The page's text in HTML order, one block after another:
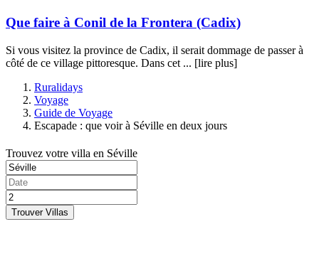
Que faire à Conil de la Frontera (Cadix)
Si vous visitez la province de Cadix, il serait dommage de passer à
côté de ce village pittoresque. Dans cet ... [lire plus]
Ruralidays
Voyage
Guide de Voyage
Escapade : que voir à Séville en deux jours
Trouvez votre villa en Séville
Trouver Villas